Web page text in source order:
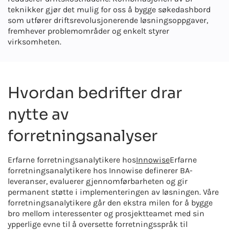
teknikker gjør det mulig for oss å bygge søkedashbord
som utfører driftsrevolusjonerende løsningsoppgaver,
fremhever problemområder og enkelt styrer
virksomheten.
Hvordan bedrifter drar
nytte av
forretningsanalyser
Erfarne forretningsanalytikere hosInnowiseErfarne
forretningsanalytikere hos Innowise definerer BA-
leveranser, evaluerer gjennomførbarheten og gir
permanent støtte i implementeringen av løsningen. Våre
forretningsanalytikere går den ekstra milen for å bygge
bro mellom interessenter og prosjektteamet med sin
ypperlige evne til å oversette forretningsspråk til